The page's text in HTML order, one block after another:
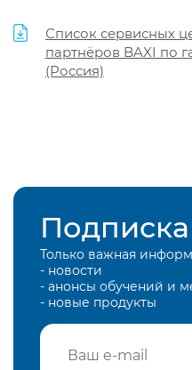
Список сервисных
партнёров BAXI по
(Россия)
Подписка
Только важная
- новости
- анонсы обучений и
- новые продукты